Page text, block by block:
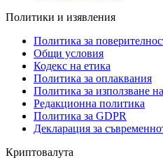
Политики и изявления
Политика за
Общи условия
Кодекс на етика
Политика за оплаквания
Политика за използване
Редакционна политика
Политика за GDPR
Декларация за
Криптовалута